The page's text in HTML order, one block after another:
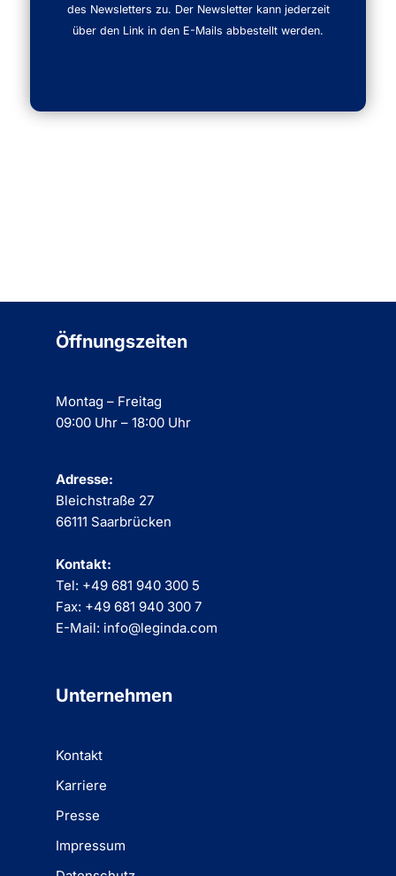
des Newsletters zu. Der Newsletter kann jederzeit
über den Link in den E-Mails abbestellt werden.
Öffnungszeiten
Montag – Freitag
09:00 Uhr – 18:00 Uhr
Adresse:
Bleichstraße 27
66111 Saarbrücken
Kontakt:
Tel: +49 681 940 300 5
Fax: +49 681 940 300 7
E-Mail: info@leginda.com
Unternehmen
Kontakt
Karriere
Presse
Impressum